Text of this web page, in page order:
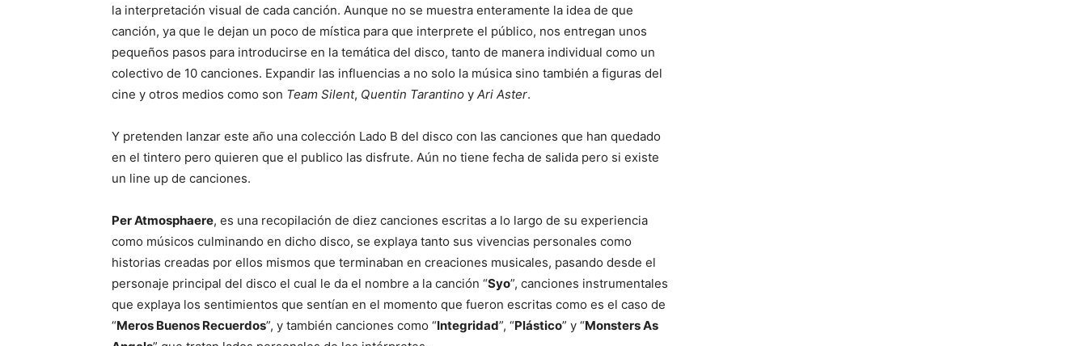
la interpretación visual de cada canción. Aunque no se muestra enteramente la idea de que
canción, ya que le dejan un poco de mística para que interprete el público, nos entregan unos
pequeños pasos para introducirse en la temática del disco, tanto de manera individual como un
colectivo de 10 canciones. Expandir las influencias a no solo la música sino también a figuras del
cine y otros medios como son Team Silent, Quentin Tarantino y Ari Aster.
Y pretenden lanzar este año una colección Lado B del disco con las canciones que han quedado
en el tintero pero quieren que el publico las disfrute. Aún no tiene fecha de salida pero si existe
un line up de canciones.
Per Atmosphaere, es una recopilación de diez canciones escritas a lo largo de su experiencia
como músicos culminando en dicho disco, se explaya tanto sus vivencias personales como
historias creadas por ellos mismos que terminaban en creaciones musicales, pasando desde el
personaje principal del disco el cual le da el nombre a la canción “Syo”, canciones instrumentales
que explaya los sentimientos que sentían en el momento que fueron escritas como es el caso de
“Meros Buenos Recuerdos”, y también canciones como “Integridad”, “Plástico” y “Monsters As